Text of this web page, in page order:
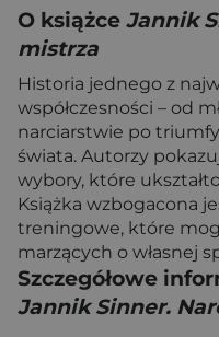
O książce Jannik
mistrza
Historia jednego z
współczesności – od
narciarstwie po
świata. Autorzy
wybory, które
Książka wzbogacona
treningowe, które
marzących o własnej
Szczegółowe
Jannik Sinner.